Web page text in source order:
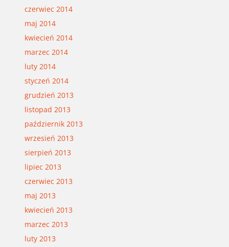
czerwiec 2014
maj 2014
kwiecień 2014
marzec 2014
luty 2014
styczeń 2014
grudzień 2013
listopad 2013
październik 2013
wrzesień 2013
sierpień 2013
lipiec 2013
czerwiec 2013
maj 2013
kwiecień 2013
marzec 2013
luty 2013